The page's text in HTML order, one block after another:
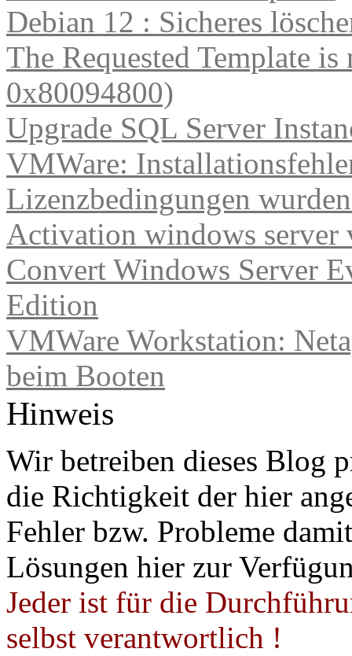
Debian 12 : Sicheres
The Requested Template
0x80094800)
Upgrade SQL Server
VMWare:
Lizenzbedingungen
Activation windows server
Convert Windows Server
Edition
VMWare Workstation:
beim Booten
Hinweis
Wir betreiben dieses Blog
die Richtigkeit der hier
Fehler bzw. Probleme
Lösungen hier zur
Jeder ist für die
selbst verantwortlich !